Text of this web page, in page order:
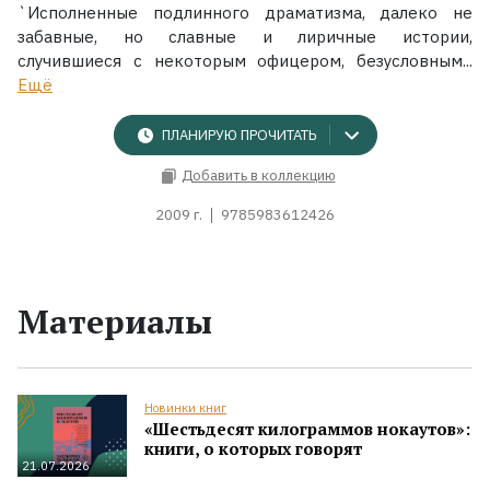
`Исполненные подлинного драматизма, далеко не
забавные, но славные и лиричные истории,
случившиеся с некоторым офицером, безусловным...
Ещё
ПЛАНИРУЮ ПРОЧИТАТЬ
Добавить в коллекцию
2009 г. 9785983612426
Материалы
21.07.2026
Новинки книг
«Шестьдесят килограммов нокаутов»:
книги, о которых говорят